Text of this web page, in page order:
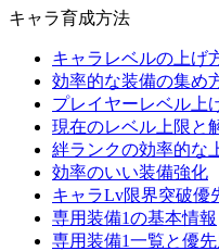
キャラ育成方法
キャラレベルの上げ
効率的な装備の集め
プレイヤーレベル上
現在のレベル上限と
絆ランクの効率的な
効率のいい装備強化
キャラLv限界突破優
専用装備1の基本情報
専用装備1一覧と優